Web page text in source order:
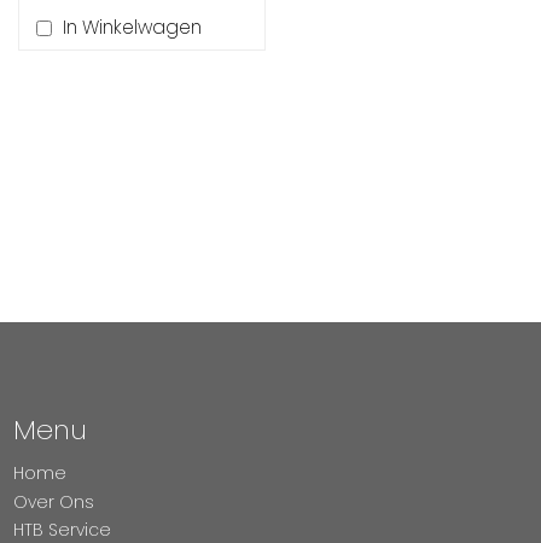
In Winkelwagen
Menu
Home
Over Ons
HTB Service